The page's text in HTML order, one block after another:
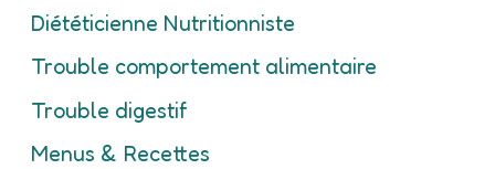
Diététicienne Nutritionniste
Trouble comportement alimentaire
Trouble digestif
Menus & Recettes